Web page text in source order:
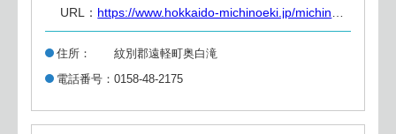
URL： https://www.hokkaido-michinoeki.jp/michinoeki/2623/
住所
紋別郡遠軽町奥白滝
電話番号
0158-48-2175